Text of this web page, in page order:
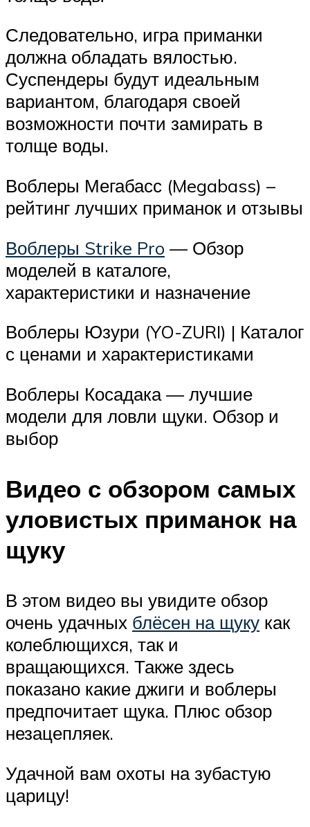
Следовательно, игра приманки
должна обладать вялостью.
Суспендеры будут идеальным
вариантом, благодаря своей
возможности почти замирать в
толще воды.
Воблеры Мегабасс (Megabass) –
рейтинг лучших приманок и отзывы
Воблеры Strike Pro — Обзор
моделей в каталоге,
характеристики и назначение
Воблеры Юзури (YO-ZURI) | Каталог
с ценами и характеристиками
Воблеры Косадака — лучшие
модели для ловли щуки. Обзор и
выбор
Видео с обзором самых
уловистых приманок на
щуку
В этом видео вы увидите обзор
очень удачных блёсен на щуку как
колеблющихся, так и
вращающихся. Также здесь
показано какие джиги и воблеры
предпочитает щука. Плюс обзор
незацепляек.
Удачной вам охоты на зубастую
царицу!